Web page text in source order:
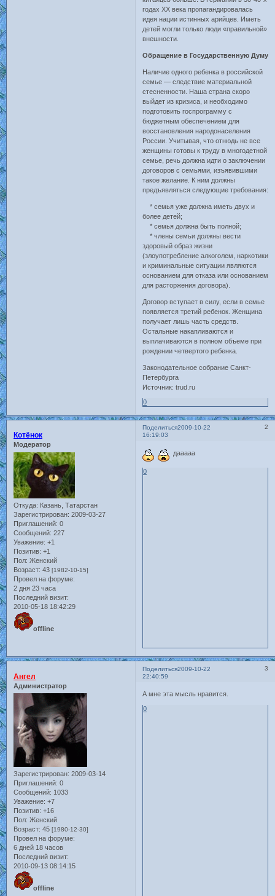
годах ХХ века пропагандировалась
идея нации истинных арийцев. Иметь
детей могли только люди «правильной»
внешности.
Обращение в Государственную Думу
Наличие одного ребенка в российской
семье — следствие материальной
стесненности. Наша страна скоро
выйдет из кризиса, и необходимо
подготовить госпрограмму с
бюджетным обеспечением для
восстановления народонаселения
России. Учитывая, что отнюдь не все
женщины готовы к труду в многодетной
семье, речь должна идти о заключении
договоров с семьями, изъявившими
такое желание. К ним должны
предъявляться следующие требования:
* семья уже должна иметь двух и
более детей;
* семья должна быть полной;
* члены семьи должны вести
здоровый образ жизни
(злоупотребление алкоголем, наркотики
и криминальные ситуации являются
основанием для отказа или основанием
для расторжения договора).
Договор вступает в силу, если в семье
появляется третий ребенок. Женщина
получает лишь часть средств.
Остальные накапливаются и
выплачиваются в полном объеме при
рождении четвертого ребенка.
Законодательное собрание Санкт-
Петербурга
Источник: trud.ru
0
Поделиться 2
2009-10-22
16:19:03
Котёнок
Модератор
Откуда: Казань, Татарстан
Зарегистрирован: 2009-03-27
Приглашений: 0
Сообщений: 227
Уважение: +1
Позитив: +1
Пол: Женский
Возраст: 43 [1982-10-15]
Провел на форуме:
2 дня 23 часа
Последний визит:
2010-05-18 18:42:29
offline
дааааа
0
Поделиться 3
2009-10-22
22:40:59
Ангел
Администратор
Зарегистрирован: 2009-03-14
Приглашений: 0
Сообщений: 1033
Уважение: +7
Позитив: +16
Пол: Женский
Возраст: 45 [1980-12-30]
Провел на форуме:
6 дней 18 часов
Последний визит:
2010-09-13 08:14:15
offline
А мне эта мысль нравится.
0